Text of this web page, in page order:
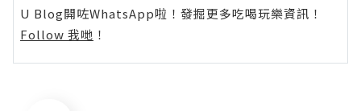
U Blog開咗WhatsApp啦！發掘更多吃喝玩樂資訊！
Follow 我哋 ！